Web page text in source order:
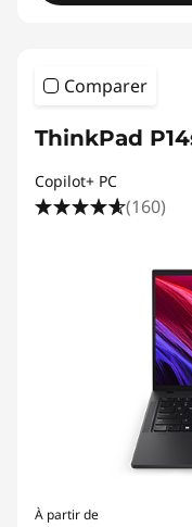
Comparer
ThinkPad
Copilot+ PC
(160)
À partir de